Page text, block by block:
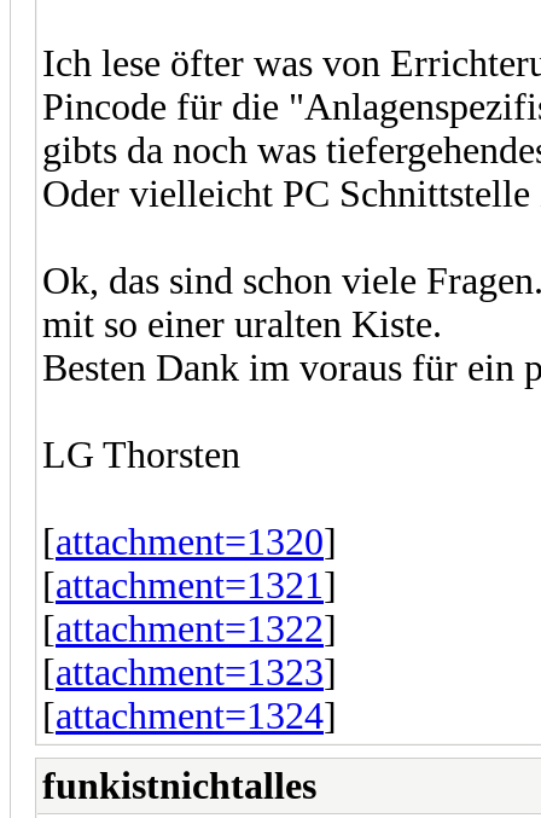
Ich lese öfter was von
Pincode für die
gibts da noch was
Oder vielleicht PC Schnittstelle
Ok, das sind schon viele
mit so einer uralten Kiste.
Besten Dank im voraus für ein
LG Thorsten
[attachment=1320]
[attachment=1321]
[attachment=1322]
[attachment=1323]
[attachment=1324]
funkistnichtalles